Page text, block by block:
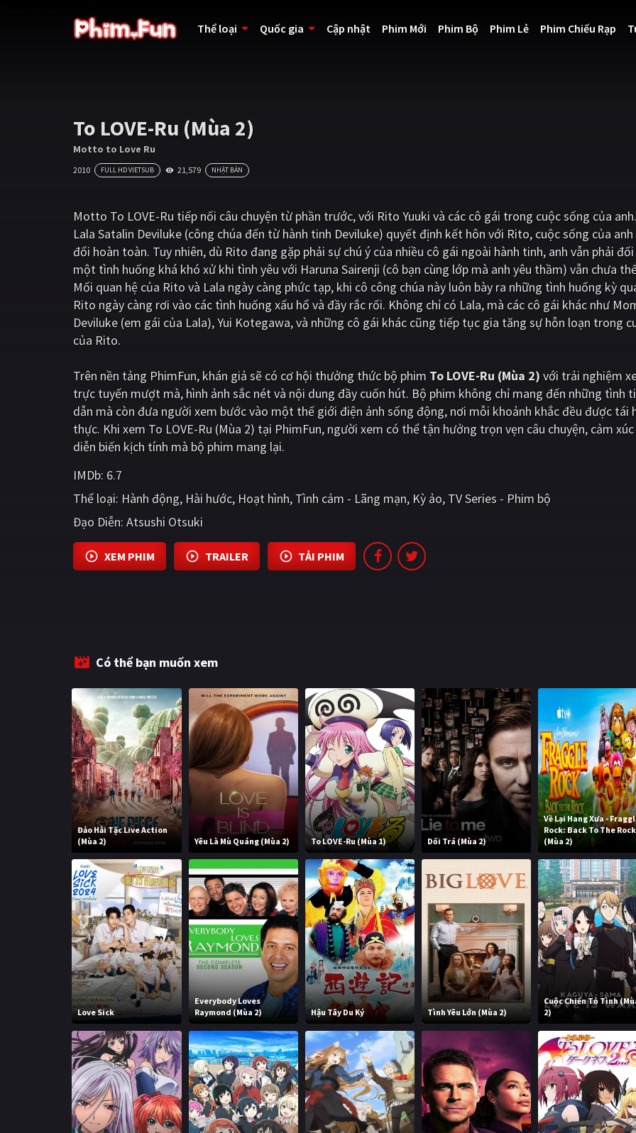
Thể loại Quốc gia Cập nhật Phim Mới Phim Bộ Phim Lẻ Phim Chiếu Rạp
To LOVE-Ru (Mùa 2)
Motto to Love Ru
2010 FULL HD VIETSUB 21,579 NHẬT BẢN
Motto To LOVE-Ru tiếp nối câu chuyện từ phần trước, với Rito Yuuki và các cô gái trong cuộc sống của
Lala Satalin Deviluke (công chúa đến từ hành tinh Deviluke) quyết định kết hôn với Rito, cuộc sống của
đổi hoàn toàn. Tuy nhiên, dù Rito đang gặp phải sự chú ý của nhiều cô gái ngoài hành tinh, anh vẫn phải
một tình huống khá khó xử khi tình yêu với Haruna Sairenji (cô bạn cùng lớp mà anh yêu thầm) vẫn chưa
Mối quan hệ của Rito và Lala ngày càng phức tạp, khi cô công chúa này luôn bày ra những tình huống kỳ
Rito ngày càng rơi vào các tình huống xấu hổ và đầy rắc rối. Không chỉ có Lala, mà các cô gái khác như
Deviluke (em gái của Lala), Yui Kotegawa, và những cô gái khác cũng tiếp tục gia tăng sự hỗn loạn trong
của Rito.
Trên nền tảng PhimFun, khán giả sẽ có cơ hội thưởng thức bộ phim To LOVE-Ru (Mùa 2) với trải nghiệm
trực tuyến mượt mà, hình ảnh sắc nét và nội dung đầy cuốn hút. Bộ phim không chỉ mang đến những tình
dẫn mà còn đưa người xem bước vào một thế giới điện ảnh sống động, nơi mỗi khoảnh khắc đều được tái
thực. Khi xem To LOVE-Ru (Mùa 2) tại PhimFun, người xem có thể tận hưởng trọn vẹn câu chuyện, cảm
diễn biến kịch tính mà bộ phim mang lại.
IMDb: 6.7
Thể loại: Hành động Hài hước Hoạt hình Tình cảm - Lãng mạn Kỳ ảo TV Series - Phim bộ
Đạo Diễn: Atsushi Otsuki
XEM PHIM TRAILER TẢI PHIM
Có thể bạn muốn xem
Đảo Hải Tặc Live Action
(Mùa 2)
Yêu Là Mù Quáng (Mùa 2) To LOVE-Ru (Mùa 1) Dối Trá (Mùa 2)
Về Lại Hang Xưa -
Rock: Back To The Rock
(Mùa 2)
Love Sick
Everybody Loves
Raymond (Mùa 2)
Hậu Tây Du Ký Tình Yêu Lớn (Mùa 2)
Cuộc Chiến Tỏ Tình
2)